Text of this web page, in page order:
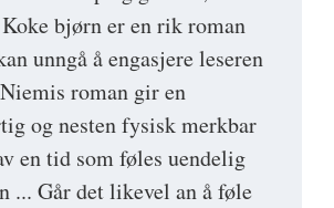
bjørn er en rik roman
unngå å engasjere leseren
roman gir en
og nesten fysisk merkbar
en tid som føles uendelig
... Går det likevel an å føle